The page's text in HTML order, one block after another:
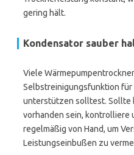
gering hält.
Kondensator sauber
Viele
Selbstreinigungsfunktion für
unterstützen solltest. Sollte
vorhanden sein, kontrolliere
regelmäßig von Hand, um
Leistungseinbußen zu